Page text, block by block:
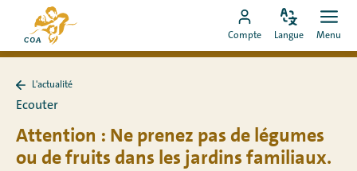
directement
au
Vers
la
page
de
MyCOA
Aller
vers
Compte
Modifiez
langue
Langue Menu
à
L'actualité
Ecouter
Attention : Ne prenez pas de légumes
ou de fruits dans les jardins familiaux.